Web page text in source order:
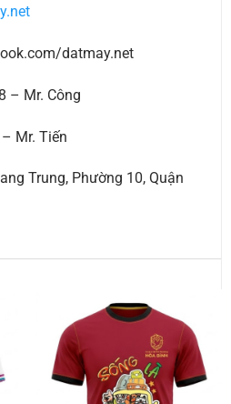
datmay.net
– Mr. Công
Mr. Tiến
Trung, Phường 10, Quận